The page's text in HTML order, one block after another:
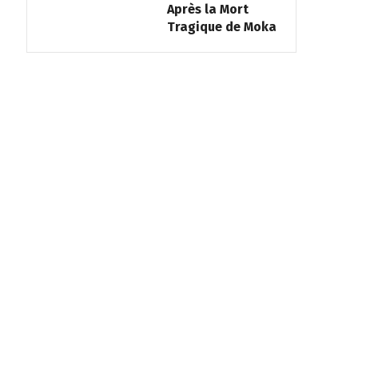
Après la Mort
Tragique de Moka